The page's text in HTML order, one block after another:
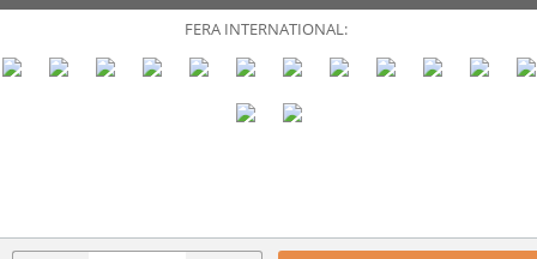
FERA INTERNATIONAL: